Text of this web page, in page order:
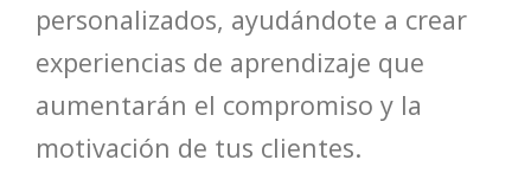
personalizados, ayudándote a crear
experiencias de aprendizaje que
aumentarán el compromiso y la
motivación de tus clientes.